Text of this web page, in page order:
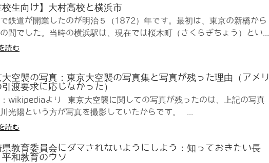
校生向け】大村高校と横浜市
鉄道が開業したのが明治５（1872）年です。最初は、東京の新橋から
間でした。当時の横浜駅は、現在では桜木町（さくらぎちょう）とい...
読む
空襲の写真：東京大空襲の写真集と写真が残った理由（アメリ
引渡要求に応じなかった）
wikipediaより 東京大空襲に関しての写真が残ったのは、上記の写真
光陽という方が写真を撮影していたからです。 ...
読む
県教育委員会にダマされないようにしよう：知っておきたい長
和教育のウソ